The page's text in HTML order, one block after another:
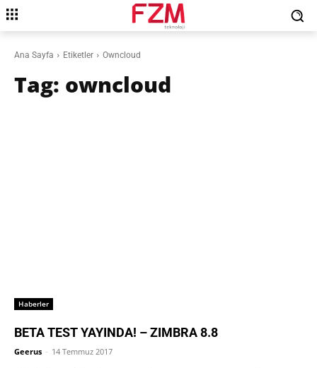
Ana Sayfa Etiketler Owncloud
Tag: owncloud
Haberler
BETA TEST YAYINDA! – ZIMBRA 8.8
Geerus - 14 Temmuz 2017